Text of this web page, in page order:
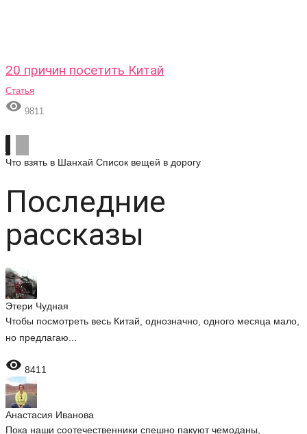
20 причин посетить Китай
Статья
 9811
Что взять в Шанхай Список вещей в дорогу
Последние
рассказы
Этери Чудная
Чтобы посмотреть весь Китай, однозначно, одного месяца мало,
но предлагаю...
 8411
Анастасия Иванова
Пока наши соотечественники спешно пакуют чемоданы,